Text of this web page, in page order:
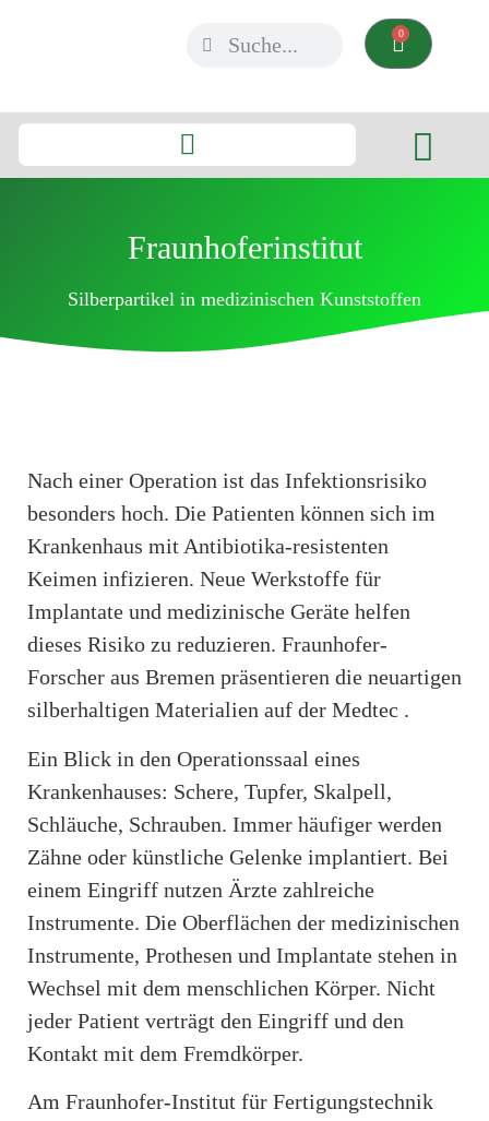
0
Fraunhoferinstitut
Silberpartikel in medizinischen Kunststoffen
Nach einer Operation ist das Infektionsrisiko
besonders hoch. Die Patienten können sich im
Krankenhaus mit Antibiotika-resistenten
Keimen infizieren. Neue Werkstoffe für
Implantate und medizinische Geräte helfen
dieses Risiko zu reduzieren. Fraunhofer-
Forscher aus Bremen präsentieren die neuartigen
silberhaltigen Materialien auf der Medtec .
Ein Blick in den Operationssaal eines
Krankenhauses: Schere, Tupfer, Skalpell,
Schläuche, Schrauben. Immer häufiger werden
Zähne oder künstliche Gelenke implantiert. Bei
einem Eingriff nutzen Ärzte zahlreiche
Instrumente. Die Oberflächen der medizinischen
Instrumente, Prothesen und Implantate stehen in
Wechsel mit dem menschlichen Körper. Nicht
jeder Patient verträgt den Eingriff und den
Kontakt mit dem Fremdkörper.
Am Fraunhofer-Institut für Fertigungstechnik